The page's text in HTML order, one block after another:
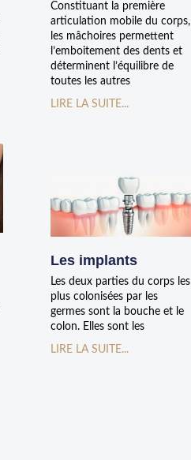
Constituant la première
articulation mobile du corps,
les mâchoires permettent
l’emboitement des dents et
déterminent l’équilibre de
toutes les autres
LIRE LA SUITE...
Les implants
Les deux parties du corps les
plus colonisées par les
germes sont la bouche et le
colon. Elles sont les
LIRE LA SUITE...